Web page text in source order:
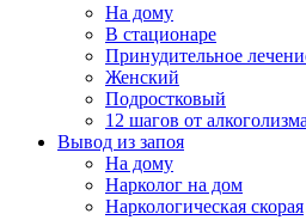
На дому
В стационаре
Принудительное
Женский
Подростковый
12 шагов от алкоголизма
Вывод из запоя
На дому
Нарколог на дом
Наркологическая скорая